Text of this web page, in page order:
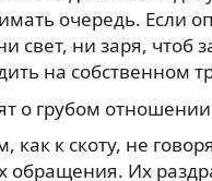
очередь. Если
свет, ни заря, чтоб
на собственном
о грубом
как к скоту, не
Их